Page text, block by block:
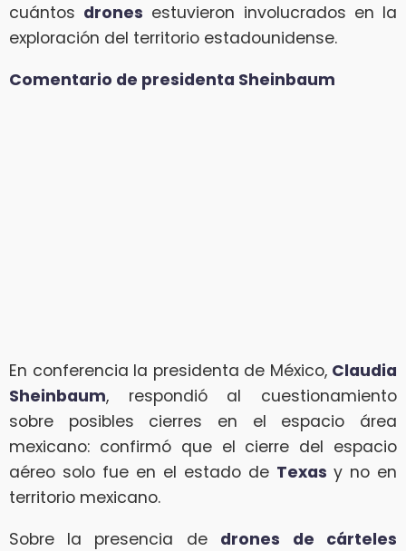
cuántos drones estuvieron involucrados en la
exploración del territorio estadounidense.
Comentario de presidenta Sheinbaum
En conferencia la presidenta de México, Claudia
Sheinbaum, respondió al cuestionamiento
sobre posibles cierres en el espacio área
mexicano: confirmó que el cierre del espacio
aéreo solo fue en el estado de Texas y no en
territorio mexicano.
Sobre la presencia de drones
de cárteles